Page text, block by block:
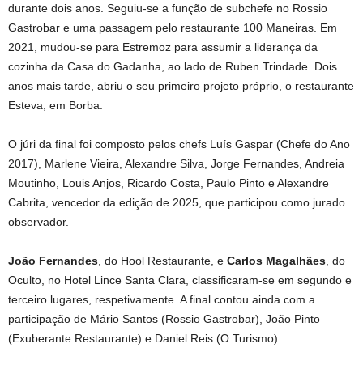
durante dois anos. Seguiu-se a função de subchefe no Rossio
Gastrobar e uma passagem pelo restaurante 100 Maneiras. Em
2021, mudou-se para Estremoz para assumir a liderança da
cozinha da Casa do Gadanha, ao lado de Ruben Trindade. Dois
anos mais tarde, abriu o seu primeiro projeto próprio, o restaurante
Esteva, em Borba.
O júri da final foi composto pelos chefs Luís Gaspar (Chefe do Ano
2017), Marlene Vieira, Alexandre Silva, Jorge Fernandes, Andreia
Moutinho, Louis Anjos, Ricardo Costa, Paulo Pinto e Alexandre
Cabrita, vencedor da edição de 2025, que participou como jurado
observador.
João Fernandes , do Hool Restaurante, e Carlos Magalhães , do
Oculto, no Hotel Lince Santa Clara, classificaram-se em segundo e
terceiro lugares, respetivamente. A final contou ainda com a
participação de Mário Santos (Rossio Gastrobar), João Pinto
(Exuberante Restaurante) e Daniel Reis (O Turismo).